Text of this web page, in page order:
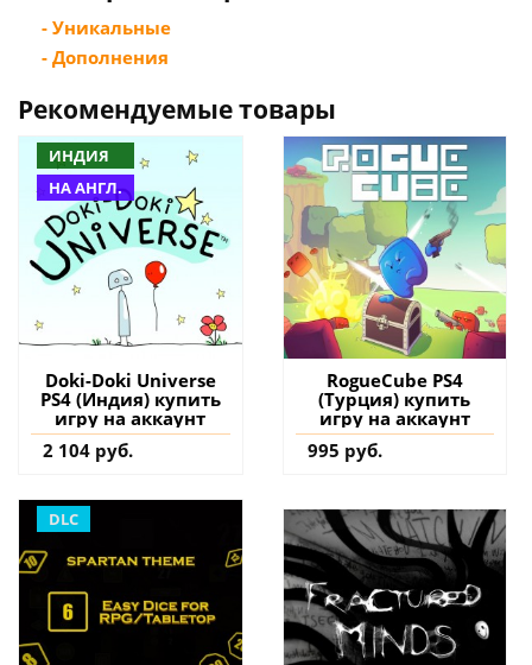
- Уникальные
- Дополнения
Рекомендуемые товары
ИНДИЯ
НА АНГЛ.
Doki-Doki Universe
PS4 (Индия) купить
игру на аккаунт
2 104 руб.
RogueCube PS4
(Турция) купить
игру на аккаунт
995 руб.
DLC